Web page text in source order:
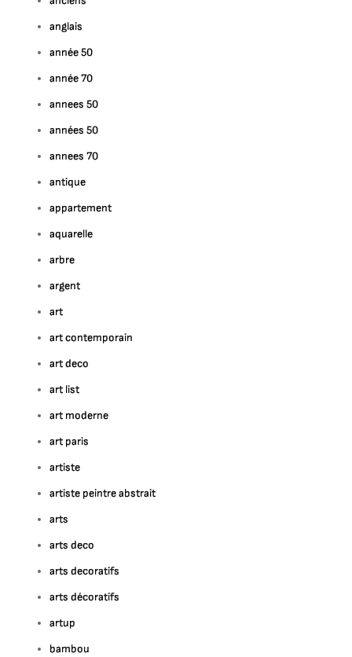
anglais
année 50
année 70
annees 50
années 50
annees 70
antique
appartement
aquarelle
arbre
argent
art
art contemporain
art deco
art list
art moderne
art paris
artiste
artiste peintre abstrait
arts
arts deco
arts decoratifs
arts décoratifs
artup
bambou